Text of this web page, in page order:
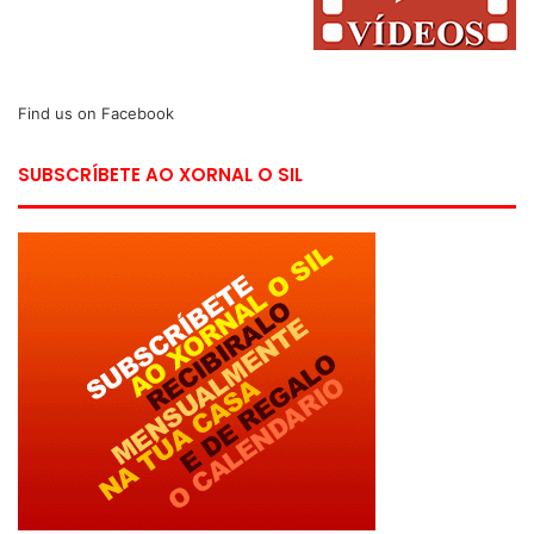
Find us on Facebook
SUBSCRÍBETE AO XORNAL O SIL